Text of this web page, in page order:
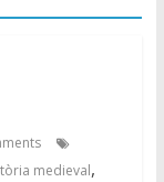
medieval,